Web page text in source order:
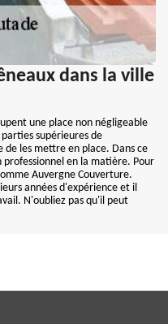
dans la ville
une place non négligeable
supérieures de
de les mettre en place. Dans ce
professionnel en la matière. Pour
Auvergne Couverture.
années d'expérience et il
N'oubliez pas qu'il peut